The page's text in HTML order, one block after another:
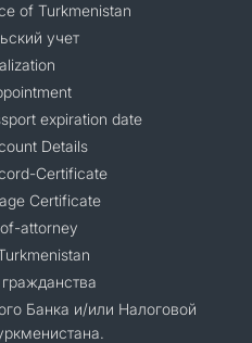
of Turkmenistan
учет
expiration date
Details
Certificate
Certificate
attorney
Банка и/или Налоговой